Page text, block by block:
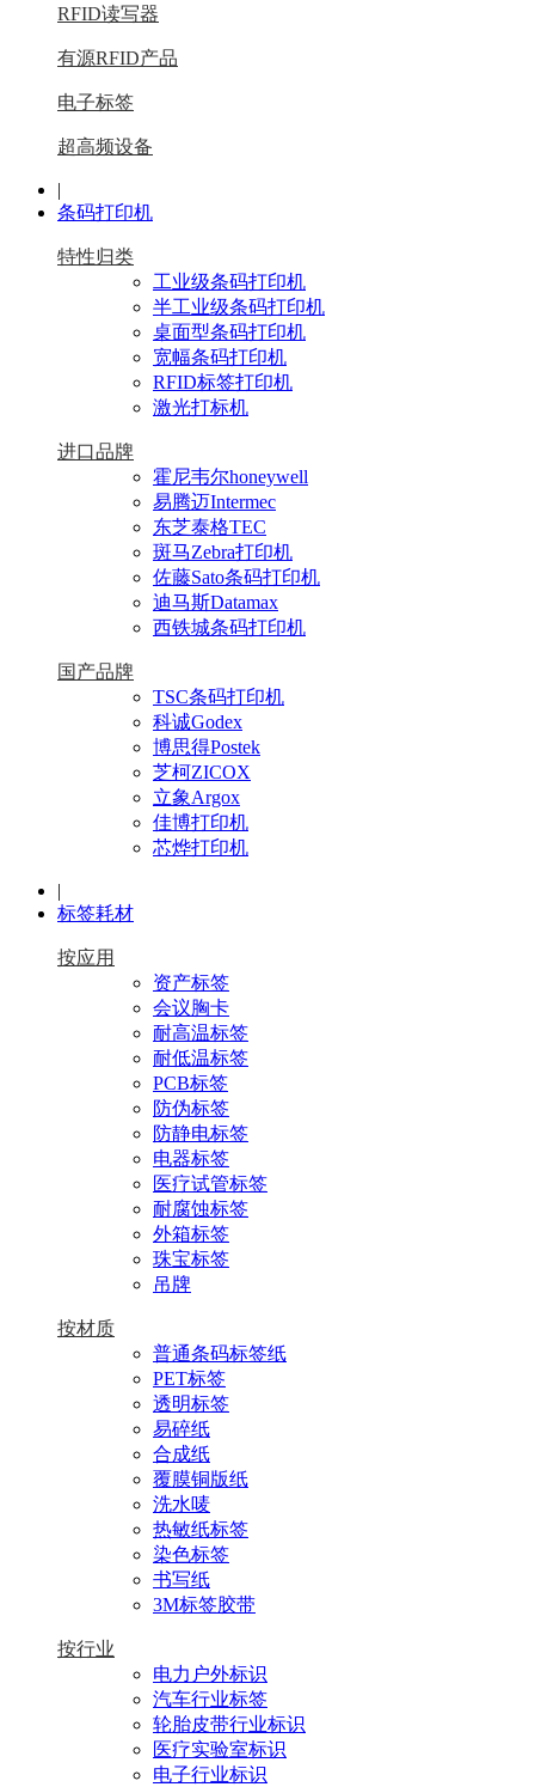
RFID读写器
有源RFID产品
电子标签
超高频设备
|
条码打印机
特性归类
工业级条码打印机
半工业级条码打印机
桌面型条码打印机
宽幅条码打印机
RFID标签打印机
激光打标机
进口品牌
霍尼韦尔honeywell
易腾迈Intermec
东芝泰格TEC
斑马Zebra打印机
佐藤Sato条码打印机
迪马斯Datamax
西铁城条码打印机
国产品牌
TSC条码打印机
科诚Godex
博思得Postek
芝柯ZICOX
立象Argox
佳博打印机
芯烨打印机
|
标签耗材
按应用
资产标签
会议胸卡
耐高温标签
耐低温标签
PCB标签
防伪标签
防静电标签
电器标签
医疗试管标签
耐腐蚀标签
外箱标签
珠宝标签
吊牌
按材质
普通条码标签纸
PET标签
透明标签
易碎纸
合成纸
覆膜铜版纸
洗水唛
热敏纸标签
染色标签
书写纸
3M标签胶带
按行业
电力户外标识
汽车行业标签
轮胎皮带行业标识
医疗实验室标识
电子行业标识